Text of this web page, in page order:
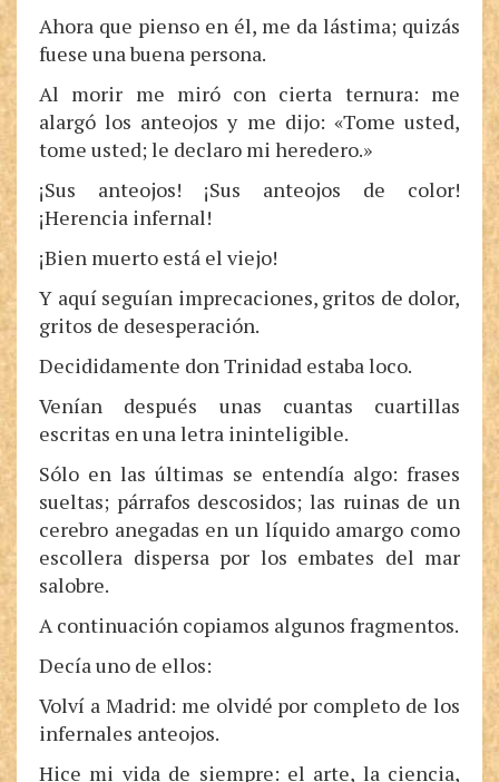
Ahora que pienso en él, me da lástima; quizás
fuese una buena persona.
Al morir me miró con cierta ternura: me
alargó los anteojos y me dijo: «Tome usted,
tome usted; le declaro mi heredero.»
¡Sus anteojos! ¡Sus anteojos de color!
¡Herencia infernal!
¡Bien muerto está el viejo!
Y aquí seguían imprecaciones, gritos de dolor,
gritos de desesperación.
Decididamente don Trinidad estaba loco.
Venían después unas cuantas cuartillas
escritas en una letra ininteligible.
Sólo en las últimas se entendía algo: frases
sueltas; párrafos descosidos; las ruinas de un
cerebro anegadas en un líquido amargo como
escollera dispersa por los embates del mar
salobre.
A continuación copiamos algunos fragmentos.
Decía uno de ellos:
Volví a Madrid: me olvidé por completo de los
infernales anteojos.
Hice mi vida de siempre: el arte, la ciencia,